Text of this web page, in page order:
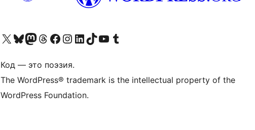
Посетите нас в X (ранее Twitter)
Посетите нашу учётную запись в Bluesky
Посетите нашу ленту в Mastodon
Посетите нашу учётную запись в Threads
Посетите нашу страницу на Facebook
Посетите наш Instagram
Посетите нашу страницу в LinkedIn
Посетите нашу учётную запись в TikTok
Посетите наш канал YouTube
Посетите нашу учётную запись в Tumblr
Код — это поэзия.
The WordPress® trademark is the intellectual property of the
WordPress Foundation.